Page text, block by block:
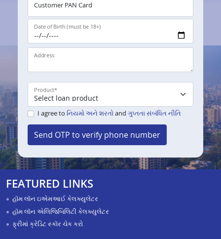
Customer PAN Card
Date of Birth (must be 18+)
Address
Product*
I agree to નિયમો અને શરતોand ગુપ્તતા સંબંધિત નીતિ
Send OTP to verify phone number
FEATURED LINKS
હૉમ લૉન ઇએમઆઈ કેલક્યુલેટર
હૉમ લૉન એલિજિબિલિટી કેલક્યુલેટર
ફ્રીમાં ક્રેડિટ સ્કૉર ચેક કરો